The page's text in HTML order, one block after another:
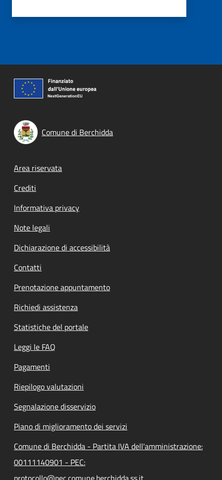
Comune di Berchidda
Footer menu
Area riservata
Crediti
Informativa privacy
Note legali
Dichiarazione di accessibilità
Contatti
Prenotazione appuntamento
Richiedi assistenza
Statistiche del portale
Leggi le FAQ
Pagamenti
Riepilogo valutazioni
Segnalazione disservizio
Piano di miglioramento dei servizi
Comune di Berchidda - Partita IVA dell'amministrazione:
00111140901 - PEC: